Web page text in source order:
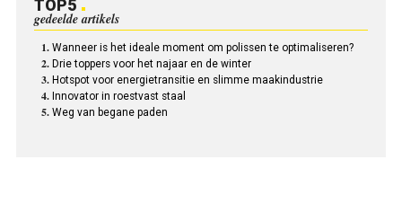
TOP5
gedeelde artikels
Wanneer is het ideale moment om polissen te optimaliseren?
Drie toppers voor het najaar en de winter
Hotspot voor energietransitie en slimme maakindustrie
Innovator in roestvast staal
Weg van begane paden